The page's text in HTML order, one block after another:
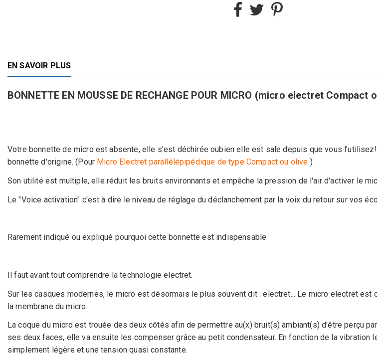
EN SAVOIR PLUS
BONNETTE EN MOUSSE DE RECHANGE POUR MICRO (micro electret
Votre bonnette de micro est absente, elle s'est déchirée oubien elle est sale depuis que vous
bonnette d'origine. (Pour Micro Electret parallélépipédique de type Compact ou olive )
Son utilité est multiple, elle réduit les bruits environnants et empêche la pression de l'air d'activer le
Le "Voice activation" c'est à dire le niveau de réglage du déclanchement par la voix du retour sur vos
Rarement indiqué ou expliqué pourquoi cette bonnette est indispensable
Il faut avant tout comprendre la technologie electret.
Sur les casques modernes, le micro est désormais le plus souvent dit : electret... Le micro electret
la membrane du micro.
La coque du micro est trouée des deux côtés afin de permettre au(x) bruit(s) ambiant(s) d'être perçu
ses deux faces, elle va ensuite les compenser grâce au petit condensateur. En fonction de la vibration
simplement légère et une tension quasi constante.